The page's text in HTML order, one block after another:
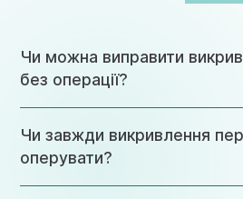
Чи можна виправити
без операції?
Але якщо симптоми викликає не
лікують консервативно, і
Чи завжди викривлення
оперувати?